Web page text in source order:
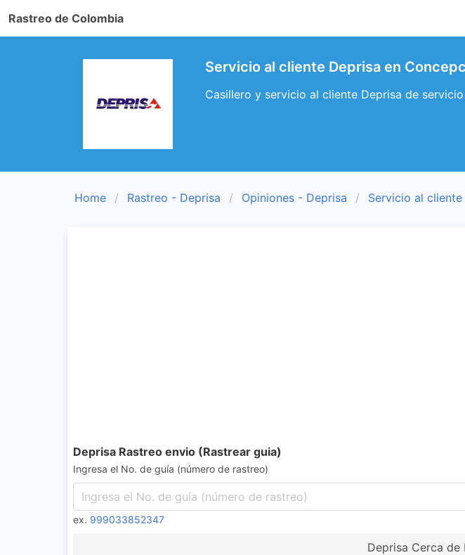
Rastreo de Colombia
Servicio al cliente Deprisa en
Casillero y servicio al cliente Deprisa de
Home Rastreo - Deprisa Opiniones - Deprisa Servicio al
Deprisa Rastreo envio (Rastrear guia)
Ingresa el No. de guía (número de rastreo)
ex. 999033852347
Deprisa Cerca